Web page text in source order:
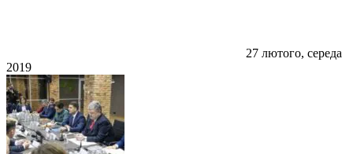
27 лютого, середа
2019